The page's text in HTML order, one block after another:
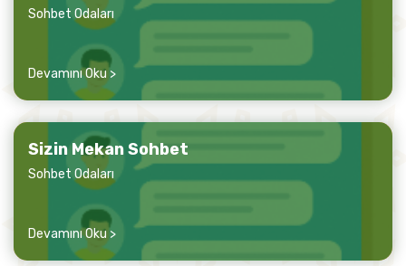
Sohbet Odaları
Devamını Oku >
Sizin Mekan Sohbet
Sohbet Odaları
Devamını Oku >